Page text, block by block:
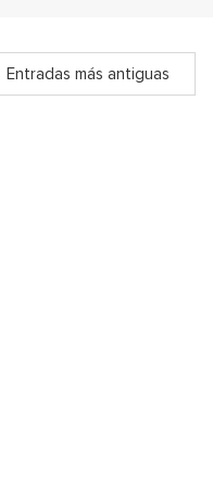
Entradas más antiguas